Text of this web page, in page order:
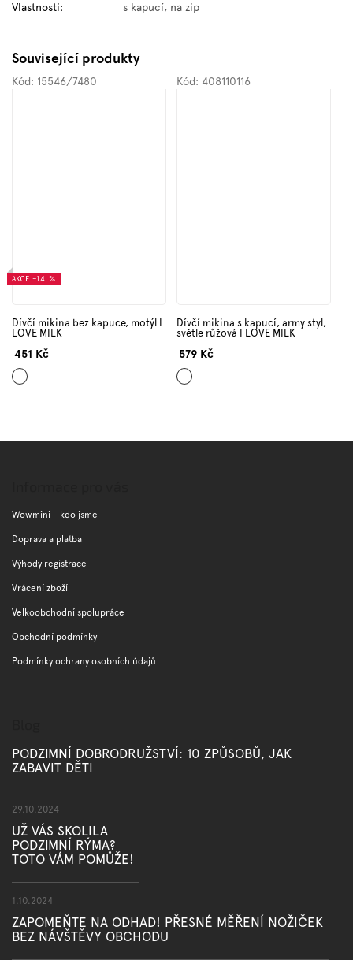
Vlastnosti: s kapucí, na zip
Související produkty
AKCE –14 %
Dívčí mikina bez kapuce, motýl I
LOVE MILK
451 Kč
Starorůžová
Kód: 15546/7480
Dívčí mikina s kapucí, army styl,
světle růžová I LOVE MILK
579 Kč
Světle
růžová
Kód: 408110116
Wowmini - kdo jsme
Doprava a platba
Výhody registrace
Vrácení zboží
Velkoobchodní spolupráce
Obchodní podmínky
Podmínky ochrany osobních údajů
PODZIMNÍ DOBRODRUŽSTVÍ: 10 ZPŮSOBŮ, JAK
ZABAVIT DĚTI
29.10.2024
UŽ VÁS SKOLILA
PODZIMNÍ RÝMA?
TOTO VÁM POMŮŽE!
1.10.2024
ZAPOMEŇTE NA ODHAD! PŘESNÉ MĚŘENÍ NOŽIČEK
BEZ NÁVŠTĚVY OBCHODU